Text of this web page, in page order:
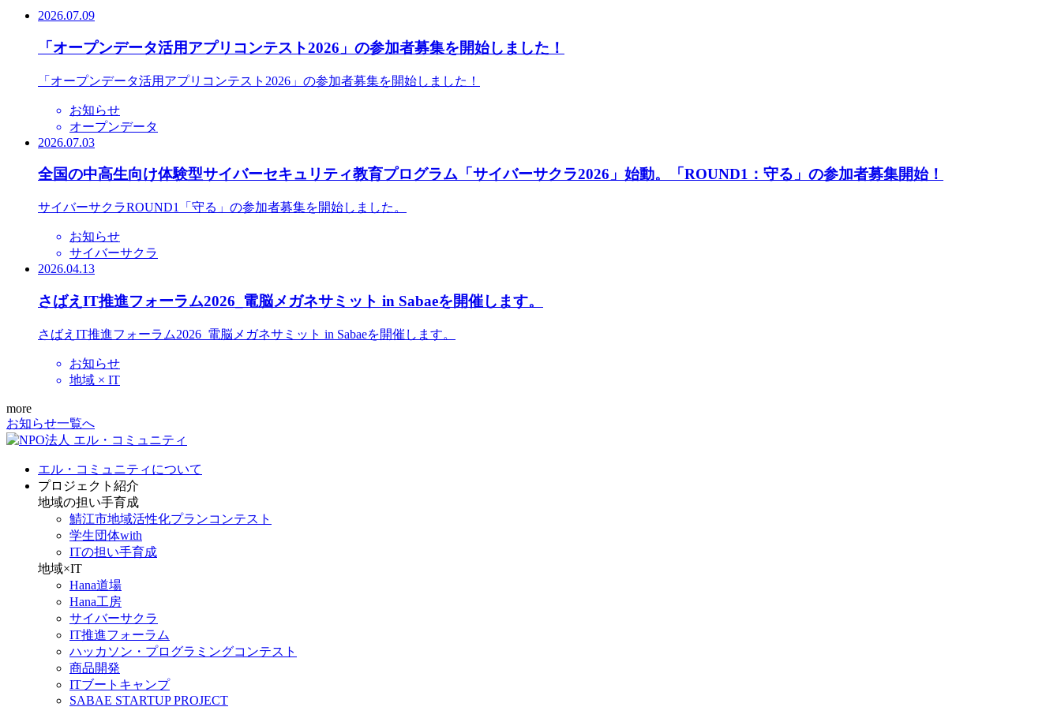
2026.07.09
「オープンデータ活用アプリコンテスト2026」の参加者募集を開始しました！
「オープンデータ活用アプリコンテスト2026」の参加者募集を開始しました！
お知らせ
オープンデータ
2026.07.03
全国の中高生向け体験型サイバーセキュリティ教育プログラム「サイバーサクラ2026」始動。「ROUND1：守る」の参加者募集開始！
サイバーサクラROUND1「守る」の参加者募集を開始しました。
お知らせ
サイバーサクラ
2026.04.13
さばえIT推進フォーラム2026_電脳メガネサミット in Sabaeを開催します。
さばえIT推進フォーラム2026_電脳メガネサミット in Sabaeを開催します。
お知らせ
地域 × IT
more
お知らせ一覧へ
エル・コミュニティについて
プロジェクト紹介
地域の担い手育成
鯖江市地域活性化プランコンテスト
学生団体with
ITの担い手育成
地域×IT
Hana道場
Hana工房
サイバーサクラ
IT推進フォーラム
ハッカソン・プログラミングコンテスト
商品開発
ITブートキャンプ
SABAE STARTUP PROJECT